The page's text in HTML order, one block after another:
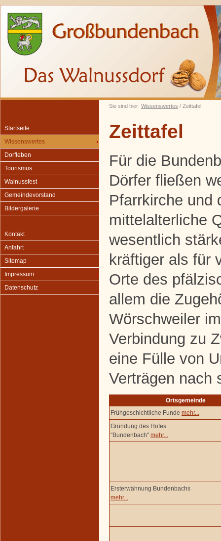
Sie sind hier: Wissenswertes / Zeittafel
Startseite
Wissenswertes
Dorfleben
Tourismus
Walnussfest
Gemeindevorstand
Bildergalerie
Kontakt
Anfahrt
Sitemap
Impressum
Datenschutz
Zeittafel
Für die
Dörfer fließen
Pfarrkirche und
mittelalterliche
wesentlich
kräftiger als für
Orte des
allem die
Wörschweiler
Verbindung zu
eine Fülle von
Verträgen nach
Ortsgemeinde
Frühgeschichtliche Funde mehr...
Gründung des Hofes
"Bundenbach" mehr...
Ersterwähnung Bundenbachs
mehr...